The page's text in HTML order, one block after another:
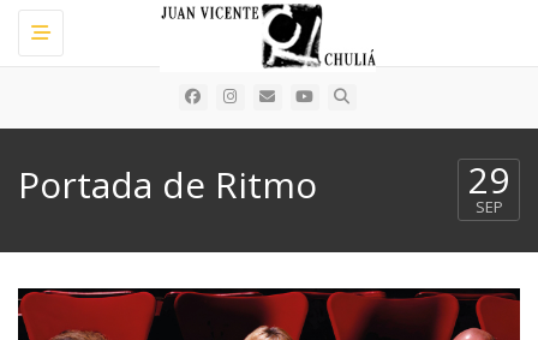
Toggle navigation
Portada de Ritmo 29
SEP